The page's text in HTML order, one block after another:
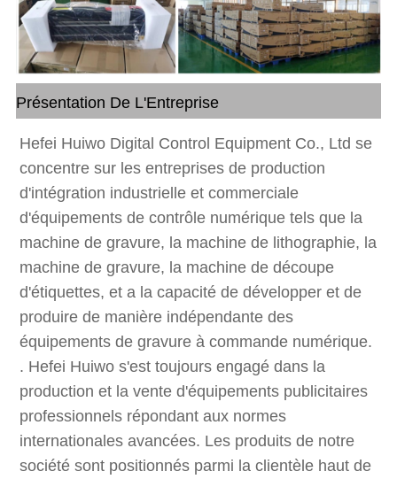
Présentation De L'Entreprise
Hefei Huiwo Digital Control Equipment Co., Ltd se
concentre sur les entreprises de production
d'intégration industrielle et commerciale
d'équipements de contrôle numérique tels que la
machine de gravure, la machine de lithographie, la
machine de gravure, la machine de découpe
d'étiquettes, et a la capacité de développer et de
produire de manière indépendante des
équipements de gravure à commande numérique.
. Hefei Huiwo s'est toujours engagé dans la
production et la vente d'équipements publicitaires
professionnels répondant aux normes
internationales avancées. Les produits de notre
société sont positionnés parmi la clientèle haut de